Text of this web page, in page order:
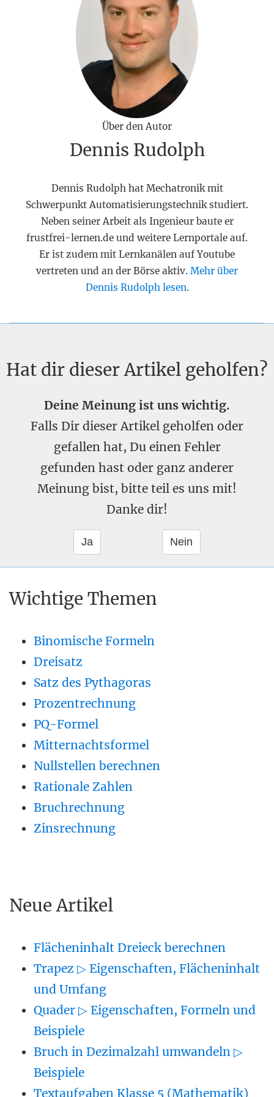
Über den Autor
Dennis Rudolph
Dennis Rudolph hat Mechatronik mit
Schwerpunkt Automatisierungstechnik studiert.
Neben seiner Arbeit als Ingenieur baute er
frustfrei-lernen.de und weitere Lernportale auf.
Er ist zudem mit Lernkanälen auf Youtube
vertreten und an der Börse aktiv. Mehr über
Dennis Rudolph lesen.
Hat dir dieser Artikel geholfen?
Deine Meinung ist uns wichtig.
Falls Dir dieser Artikel geholfen oder
gefallen hat, Du einen Fehler
gefunden hast oder ganz anderer
Meinung bist, bitte teil es uns mit!
Danke dir!
Wichtige Themen
Binomische Formeln
Dreisatz
Satz des Pythagoras
Prozentrechnung
PQ-Formel
Mitternachtsformel
Nullstellen berechnen
Rationale Zahlen
Bruchrechnung
Zinsrechnung
Neue Artikel
Flächeninhalt Dreieck berechnen
Trapez ▷ Eigenschaften, Flächeninhalt
und Umfang
Quader ▷ Eigenschaften, Formeln und
Beispiele
Bruch in Dezimalzahl umwandeln ▷
Beispiele
Textaufgaben Klasse 5 (Mathematik)